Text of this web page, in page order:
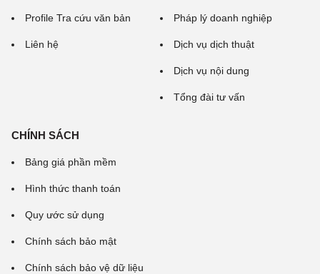
Profile Tra cứu văn bản
Liên hệ
Pháp lý doanh nghiệp
Dịch vụ dịch thuật
Dịch vụ nội dung
Tổng đài tư vấn
CHÍNH SÁCH
Bảng giá phần mềm
Hình thức thanh toán
Quy ước sử dụng
Chính sách bảo mật
Chính sách bảo vệ dữ liệu